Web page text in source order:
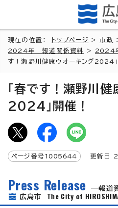
現在の位置： トップページ >市政
2024年 報道関係資料
> 2024
す！瀬野川健康ウオーキング2024」
「春です！瀬野川
2024」開催！
ページ番号 1005644 更新日
Press Release
報道
広島市 The City of